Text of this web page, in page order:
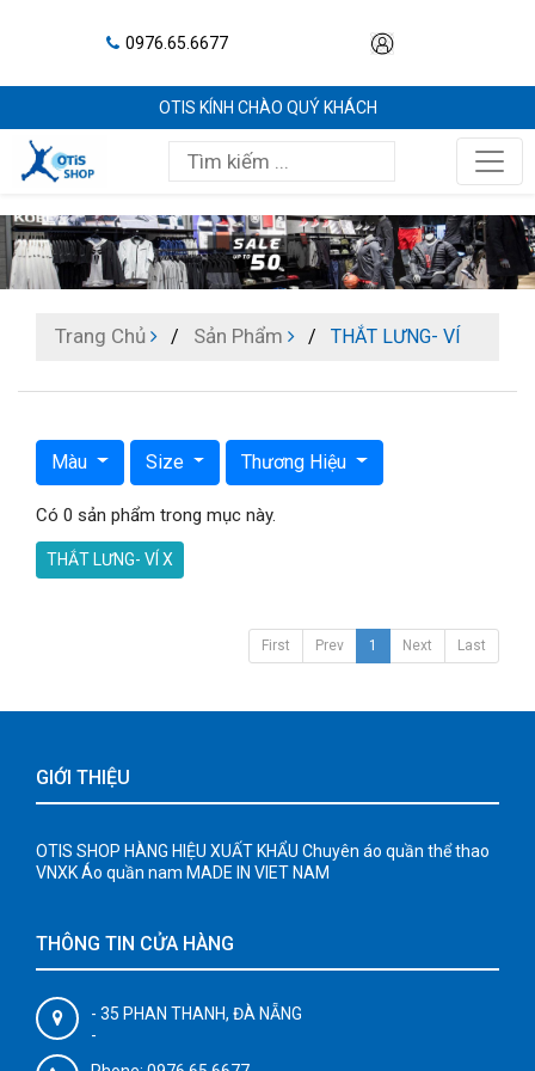
0976.65.6677
OTIS KÍNH CHÀO QUÝ KHÁCH
Trang Chủ Sản Phẩm THẮT LƯNG- VÍ
Màu Size Thương Hiệu
Có 0 sản phẩm trong mục này.
THẮT LƯNG- VÍ X
First Prev 1 Next Last
GIỚI THIỆU
OTIS SHOP HÀNG HIỆU XUẤT KHẨU Chuyên áo quần thể thao
VNXK Áo quần nam MADE IN VIET NAM
THÔNG TIN CỬA HÀNG
- 35 PHAN THANH, ĐÀ NẴNG
-